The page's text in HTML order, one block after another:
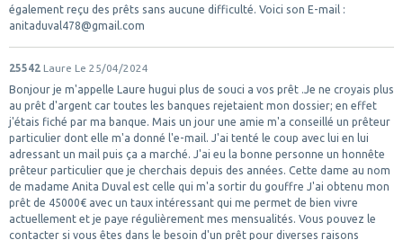
également reçu des prêts sans aucune difficulté. Voici son E-mail :
anitaduval478@gmail.com
25542 Laure Le 25/04/2024
Bonjour je m'appelle Laure hugui plus de souci a vos prêt .Je ne croyais plus
au prêt d'argent car toutes les banques rejetaient mon dossier; en effet
j'étais fiché par ma banque. Mais un jour une amie m'a conseillé un prêteur
particulier dont elle m'a donné l'e-mail. J'ai tenté le coup avec lui en lui
adressant un mail puis ça a marché. J'ai eu la bonne personne un honnête
prêteur particulier que je cherchais depuis des années. Cette dame au nom
de madame Anita Duval est celle qui m'a sortir du gouffre J'ai obtenu mon
prêt de 45000€ avec un taux intéressant qui me permet de bien vivre
actuellement et je paye régulièrement mes mensualités. Vous pouvez le
contacter si vous êtes dans le besoin d'un prêt pour diverses raisons